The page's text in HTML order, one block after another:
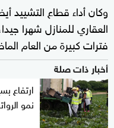
وكان أداء قطاع التشييد
العقاري للمنازل شهرا
فترات كبيرة من العام
أخبار ذات صلة
ارتفاع
نمو